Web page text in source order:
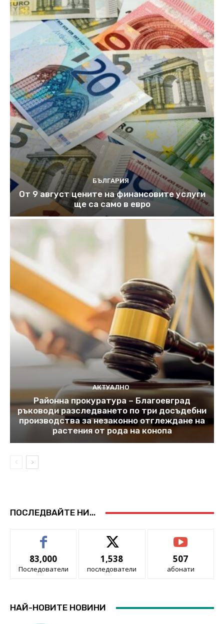
БЪЛГАРИЯ
От 9 август цените на финансовите услуги
ще са само в евро
АКТУАЛНО
Районна прокуратура – Благоевград
ръководи разследването по три досъдебни
производства за незаконно отглеждане на
растения от рода на конопа
ПОСЛЕДВАЙТЕ НИ...
83,000
Последователи
1,538
последователи
507
абонати
НАЙ-НОВИТЕ НОВИНИ